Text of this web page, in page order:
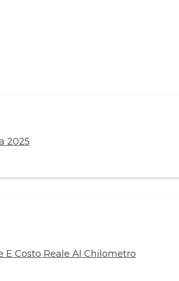
2025
Costo Reale Al Chilometro